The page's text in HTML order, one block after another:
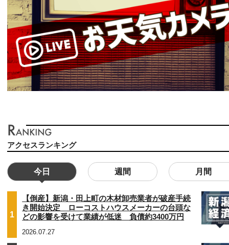
アクセスランキング
今日 週間 月間
1
【倒産】新潟・田上町の木材卸売業者が破産手続
き開始決定 ローコストハウスメーカーの台頭な
どの影響を受けて業績が低迷 負債約3400万円
2026.07.27